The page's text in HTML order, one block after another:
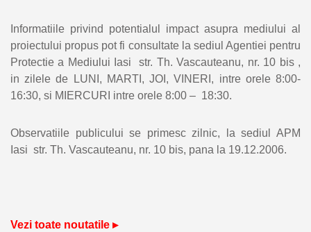
Informatiile privind potentialul impact asupra mediului al
proiectului propus pot fi consultate la sediul Agentiei pentru
Protectie a Mediului Iasi str. Th. Vascauteanu, nr. 10 bis ,
in zilele de LUNI, MARTI, JOI, VINERI, intre orele 8:00-
16:30, si MIERCURI intre orele 8:00 – 18:30.
Observatiile publicului se primesc zilnic, la sediul APM
Iasi str. Th. Vascauteanu, nr. 10 bis, pana la 19.12.2006.
Vezi toate noutatile ▸